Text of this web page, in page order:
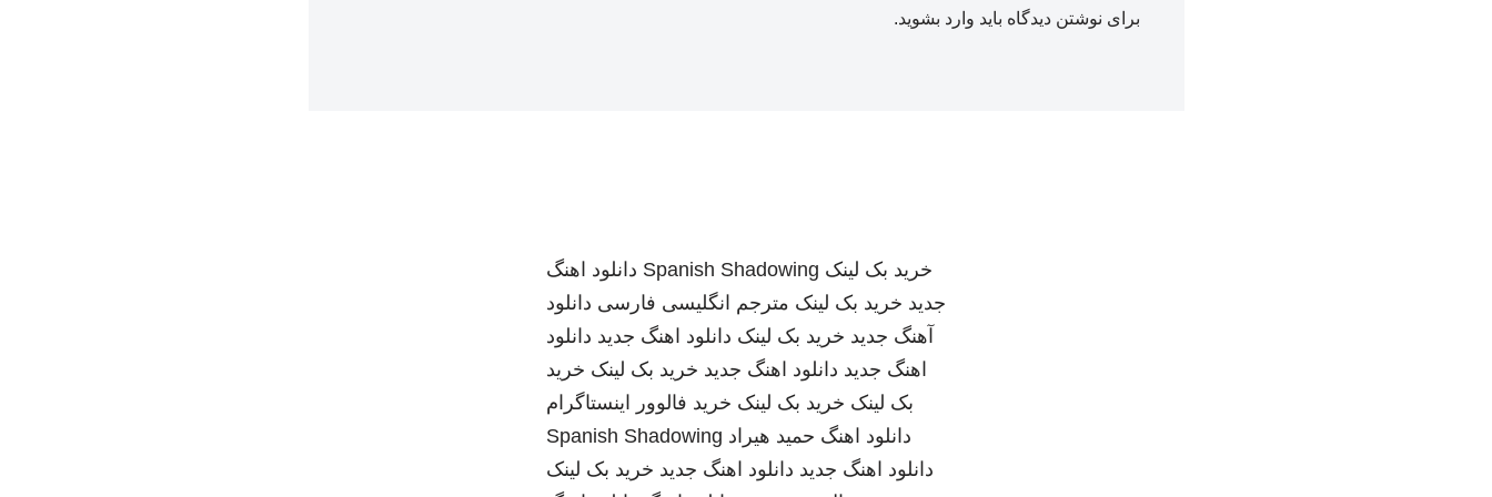
برای نوشتن دیدگاه باید وارد بشوید.
خرید بک لینک Spanish Shadowing دانلود اهنگ
جدید خرید بک لینک مترجم انگلیسی فارسی دانلود
آهنگ جدید خرید بک لینک دانلود اهنگ جدید دانلود
اهنگ جدید دانلود اهنگ جدید خرید بک لینک خرید
بک لینک خرید بک لینک خرید فالوور اینستاگرام
دانلود اهنگ حمید هیراد Spanish Shadowing
دانلود اهنگ جدید دانلود اهنگ جدید خرید بک لینک